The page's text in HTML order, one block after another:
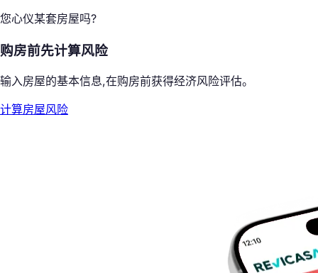
您心仪某套房屋吗?
购房前先计算风险
输入房屋的基本信息,在购房前获得经济风险评估。
计算房屋风险